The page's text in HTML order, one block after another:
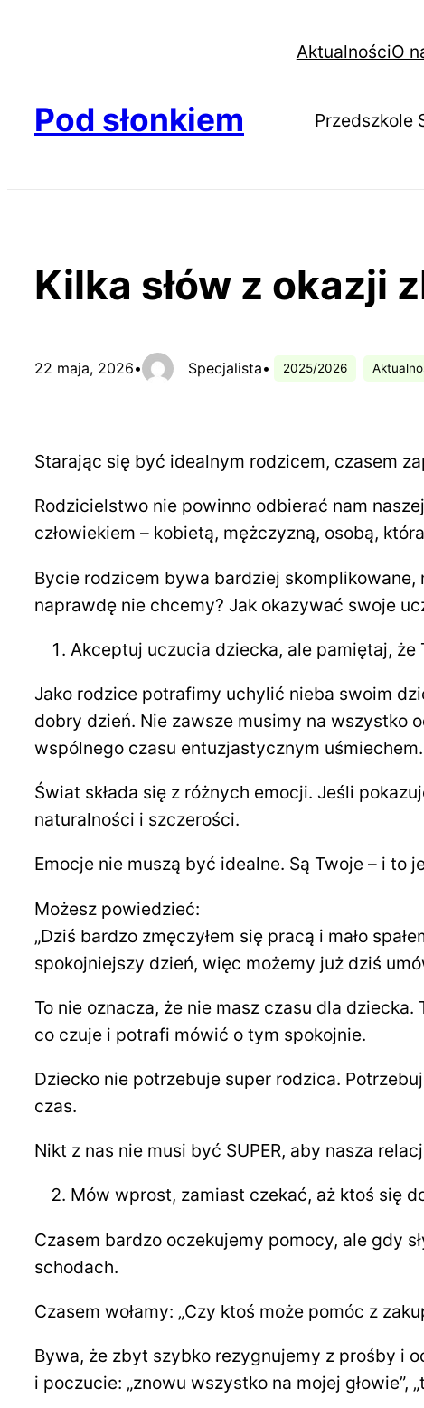
AktualnościO
Pod słonkiem Przedszkole
Kilka słów z okazji
22 maja, 2026• Specjalista• 2025/2026
Starając się być idealnym rodzicem, czasem
Rodzicielstwo nie powinno odbierać nam
człowiekiem – kobietą, mężczyzną, osobą,
Bycie rodzicem bywa bardziej
naprawdę nie chcemy? Jak okazywać swoje
Akceptuj uczucia dziecka, ale pamiętaj, że
Jako rodzice potrafimy uchylić nieba swoim
dobry dzień. Nie zawsze musimy na wszystko
wspólnego czasu entuzjastycznym uśmiechem.
Świat składa się z różnych emocji. Jeśli
naturalności i szczerości.
Emocje nie muszą być idealne. Są Twoje – i to
Możesz powiedzieć:
„Dziś bardzo zmęczyłem się pracą i mało
spokojniejszy dzień, więc możemy już dziś
To nie oznacza, że nie masz czasu dla
co czuje i potrafi mówić o tym spokojnie.
Dziecko nie potrzebuje super rodzica.
czas.
Nikt z nas nie musi być SUPER, aby nasza
Mów wprost, zamiast czekać, aż ktoś się
Czasem bardzo oczekujemy pomocy, ale gdy
schodach.
Czasem wołamy: „Czy ktoś może pomóc z
Bywa, że zbyt szybko rezygnujemy z prośby i
i poczucie: „znowu wszystko na mojej głowie”,